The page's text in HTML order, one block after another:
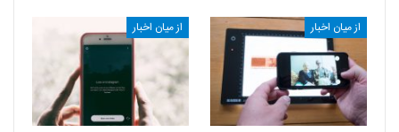
از میان اخبار از میان اخبار